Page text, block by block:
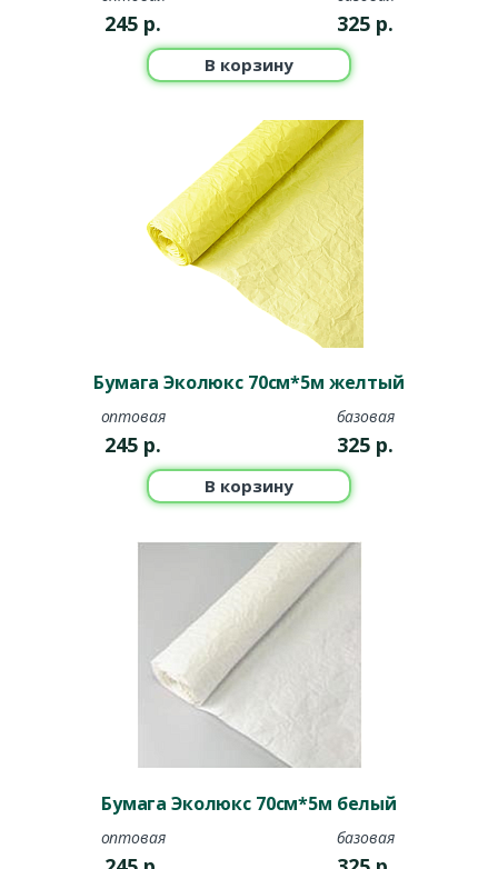
245 р. 325 р.
В корзину
Бумага Эколюкс 70см*5м желтый
оптовая
245 р.
базовая
325 р.
В корзину
Бумага Эколюкс 70см*5м белый
оптовая базовая